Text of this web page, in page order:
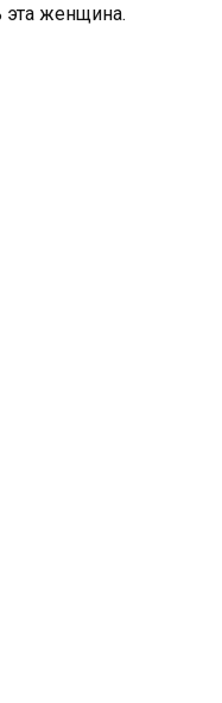
эта женщина.